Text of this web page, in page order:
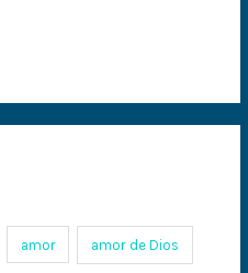
amor amor de Dios